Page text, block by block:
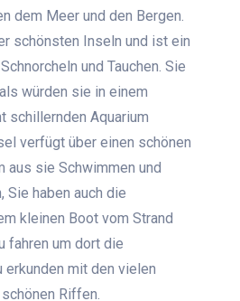
dem Meer und den Bergen.
schönsten Inseln und ist ein
und Tauchen. Sie
würden sie in einem
schillernden Aquarium
verfügt über einen schönen
aus sie Schwimmen und
Sie haben auch die
kleinen Boot vom Strand
fahren um dort die
mit den vielen
Riffen.